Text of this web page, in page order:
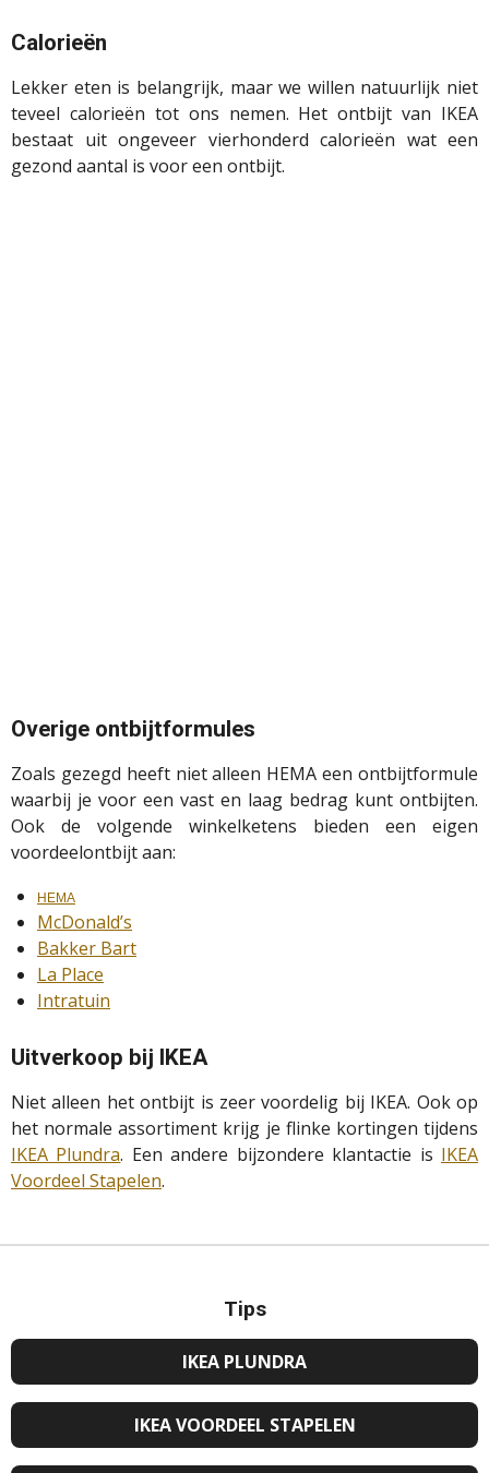
Calorieën
Lekker eten is belangrijk, maar we willen natuurlijk niet
teveel calorieën tot ons nemen. Het ontbijt van IKEA
bestaat uit ongeveer vierhonderd calorieën wat een
gezond aantal is voor een ontbijt.
Overige ontbijtformules
Zoals gezegd heeft niet alleen HEMA een ontbijtformule
waarbij je voor een vast en laag bedrag kunt ontbijten.
Ook de volgende winkelketens bieden een eigen
voordeelontbijt aan:
HEMA
McDonald’s
Bakker Bart
La Place
Intratuin
Uitverkoop bij IKEA
Niet alleen het ontbijt is zeer voordelig bij IKEA. Ook op
het normale assortiment krijg je flinke kortingen tijdens
IKEA Plundra. Een andere bijzondere klantactie is IKEA
Voordeel Stapelen.
Tips
IKEA PLUNDRA
IKEA VOORDEEL STAPELEN